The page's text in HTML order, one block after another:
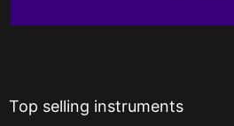
Top selling instruments